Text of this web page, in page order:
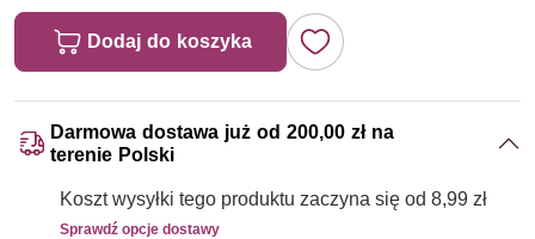
Dodaj do koszyka
Darmowa dostawa już od 200,00 zł na
terenie Polski
Koszt wysyłki tego produktu zaczyna się od 8,99 zł
Sprawdź opcje dostawy